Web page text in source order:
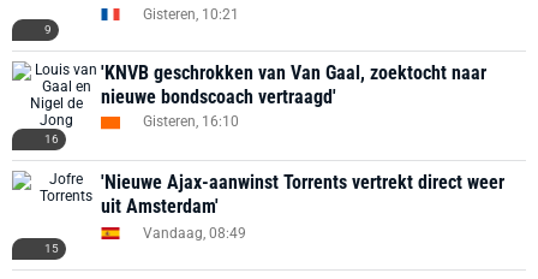
9
Gisteren, 10:21
16
'KNVB geschrokken van Van Gaal, zoektocht naar
nieuwe bondscoach vertraagd'
Gisteren, 16:10
15
'Nieuwe Ajax-aanwinst Torrents vertrekt direct weer
uit Amsterdam'
Vandaag, 08:49